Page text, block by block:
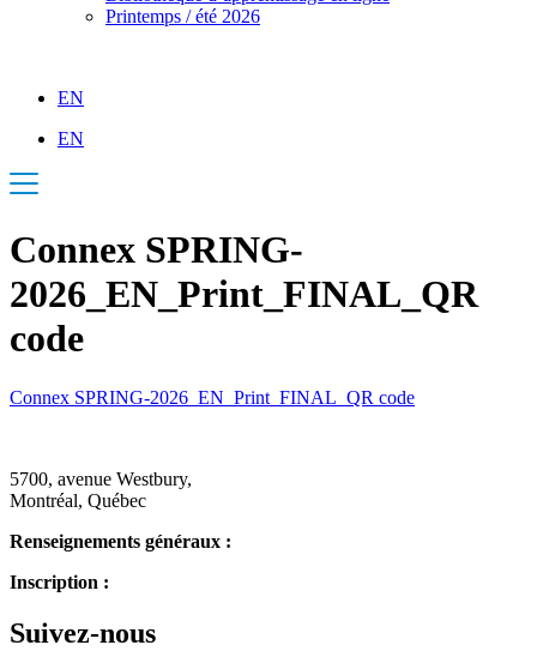
Printemps / été 2026
EN
EN
Connex SPRING-
2026_EN_Print_FINAL_QR
code
Connex SPRING-2026_EN_Print_FINAL_QR code
5700, avenue Westbury,
Montréal, Québec
Renseignements généraux :
Inscription :
Suivez-nous